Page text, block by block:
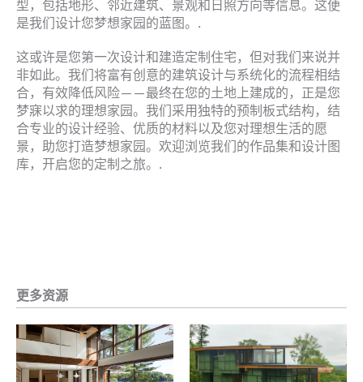
型，包括地形、邻近建筑、景观和日照方向等信息。这便
是我们设计您梦想家园的蓝图。.
这或许是您第一次设计和建造定制住宅，但对我们来说并
非如此。我们将富有创意的建筑设计与系统化的流程相结
合，有效降低风险——最终在您的土地上建成的，正是您
梦寐以求的理想家园。我们采用独特的预制板式结构，结
合专业的设计经验、优质的材料以及您对理想生活的愿
景，助您打造梦想家园。欢迎浏览我们的作品集和设计图
库，开启您的定制之旅。.
更多资源